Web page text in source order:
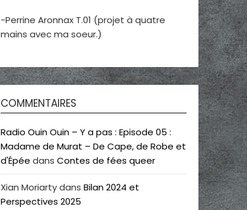
-Perrine Aronnax T.01 (projet à quatre
mains avec ma soeur.)
COMMENTAIRES
Radio Ouin Ouin – Y a pas : Episode 05 :
Madame de Murat – De Cape, de Robe et
d'Épée dans Contes de fées queer
Xian Moriartydans Bilan 2024 et
Perspectives 2025